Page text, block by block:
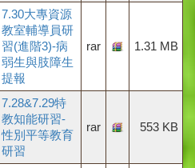
7.30大專資源
教室輔導員研
習(進階3)-病
弱生與肢障生
提報
rar 1.31 MB
7.28&7.29特
教知能研習-
性別平等教育
研習
rar 553 KB